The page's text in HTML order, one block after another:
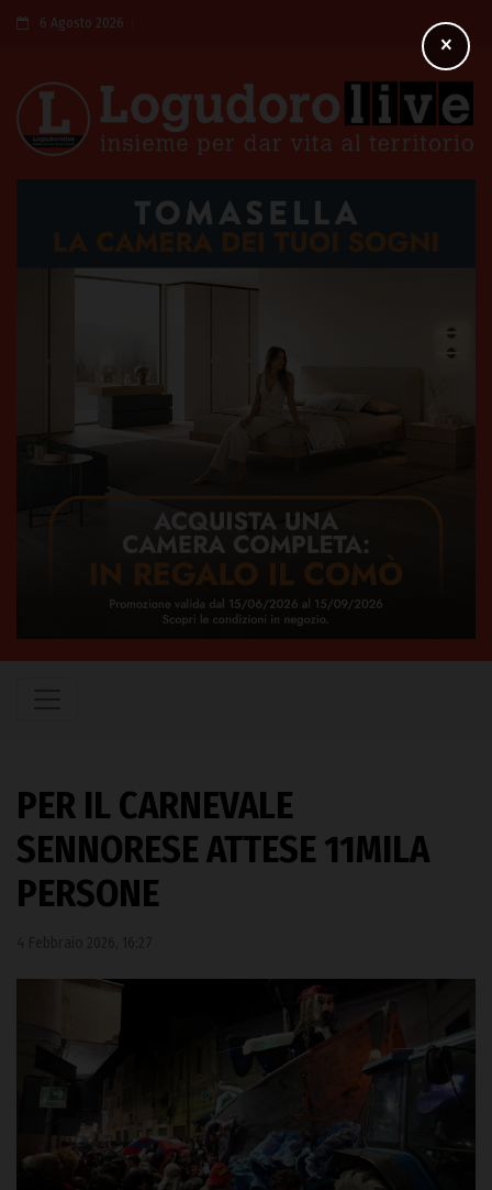
6 Agosto 2026
PER IL CARNEVALE
SENNORESE ATTESE 11MILA
PERSONE
×